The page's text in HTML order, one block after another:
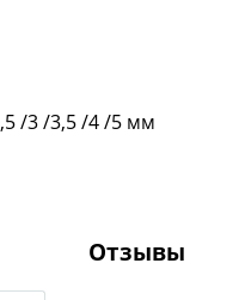
/3 /3,5 /4 /5 мм
Отзывы